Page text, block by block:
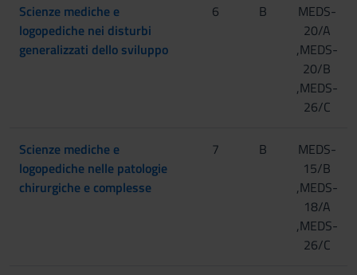
Scienze mediche e
logopediche nei disturbi
generalizzati dello sviluppo
6 B
MEDS-
20/A
,MEDS-
20/B
,MEDS-
26/C
Scienze mediche e
logopediche nelle patologie
chirurgiche e complesse
7 B
MEDS-
15/B
,MEDS-
18/A
,MEDS-
26/C